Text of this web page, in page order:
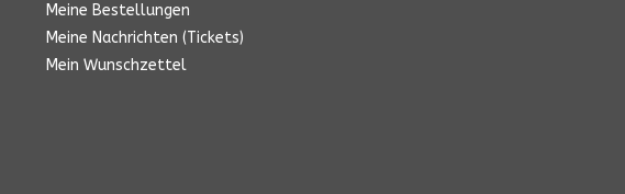
Meine Bestellungen
Meine Nachrichten (Tickets)
Mein Wunschzettel